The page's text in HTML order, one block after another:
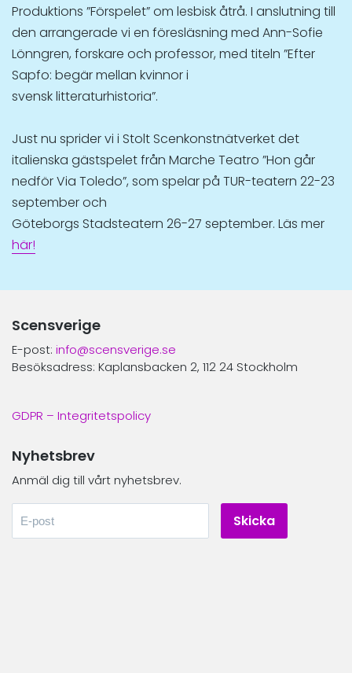
Produktions ”Förspelet” om lesbisk åtrå. I anslutning till
den arrangerade vi en föresläsning med Ann-Sofie
Lönngren, forskare och professor, med titeln ”Efter
Sapfo: begär mellan kvinnor i
svensk litteraturhistoria”.
Just nu sprider vi i Stolt Scenkonstnätverket det
italienska gästspelet från Marche Teatro ”Hon går
nedför Via Toledo”, som spelar på TUR-teatern 22-23
september och
Göteborgs Stadsteatern 26-27 september. Läs mer
här!
Scensverige
E-post: info@scensverige.se
Besöksadress: Kaplansbacken 2, 112 24 Stockholm
GDPR – Integritetspolicy
Nyhetsbrev
Anmäl dig till vårt nyhetsbrev.